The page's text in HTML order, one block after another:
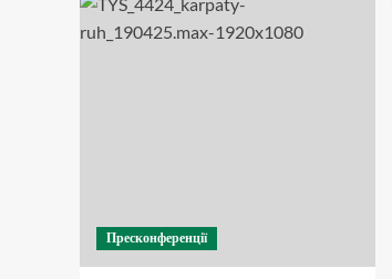
Пресконференції